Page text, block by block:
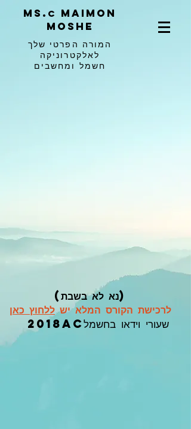
ms. c
maimon
moshe
המורה הפרטי שלך
לאלקטרוניקה
חשמל ומחשבים
(נא לא בשבת)
לרכישת הקורס המלא ישללחוץ כאן
שעורי וידאו בחשמל2018AC